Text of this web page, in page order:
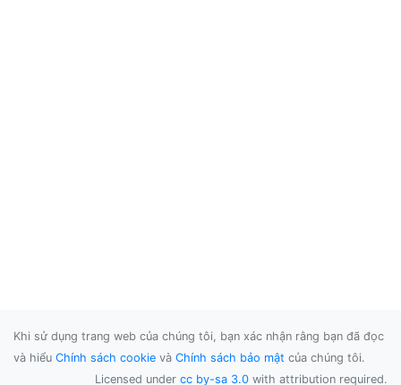
Khi sử dụng trang web của chúng tôi, bạn xác nhận rằng bạn đã đọc
và hiểu Chính sách cookie và Chính sách bảo mật của chúng tôi.
Licensed under cc by-sa 3.0 with attribution required.